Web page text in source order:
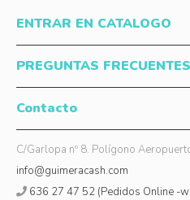
ENTRAR EN CATALOGO
PREGUNTAS FRECUENTES
Contacto
C/Garlopa nº 8. Polígono
info@guimeracash.com
636 27 47 52 (Pedidos Online -